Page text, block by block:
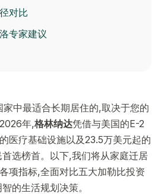
对比
专家建议
中最适合长期居住的,取决于您的
年,格林纳达凭借与美国的E-2
医疗基础设施以及23.5万美元起的
选榜首。以下,我们将从家庭迁居
项指标,全面对比五大加勒比投资
的生活规划决策。